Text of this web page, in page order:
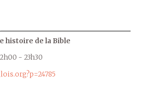
histoire de la Bible
- 23h30